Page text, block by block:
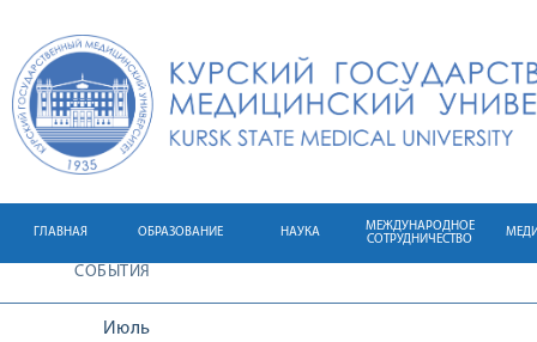
ГЛАВНАЯ ОБРАЗОВАНИЕ НАУКА
МЕЖДУНАРОДНОЕ
СОТРУДНИЧЕСТВО
СОБЫТИЯ
Июль